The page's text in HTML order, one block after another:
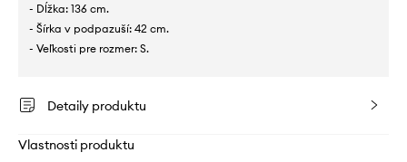
- Dĺžka: 136 cm.
- Šírka v podpazuší: 42 cm.
- Veľkosti pre rozmer: S.
Detaily produktu
Vlastnosti produktu